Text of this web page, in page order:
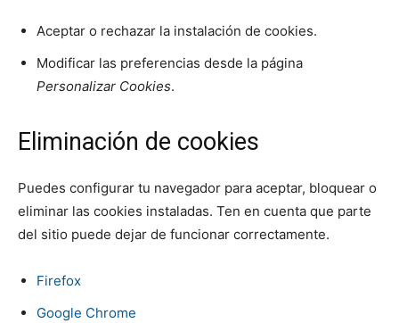
Aceptar o rechazar la instalación de cookies.
Modificar las preferencias desde la página
Personalizar Cookies.
Eliminación de cookies
Puedes configurar tu navegador para aceptar, bloquear o
eliminar las cookies instaladas. Ten en cuenta que parte
del sitio puede dejar de funcionar correctamente.
Firefox
Google Chrome